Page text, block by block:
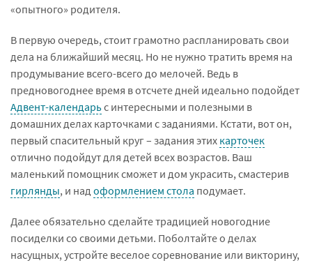
«опытного» родителя.
В первую очередь, стоит грамотно распланировать свои
дела на ближайший месяц. Но не нужно тратить время на
продумывание всего-всего до мелочей. Ведь в
предновогоднее время в отсчете дней идеально подойдет
Адвент-календарьс интересными и полезными в
домашних делах карточками с заданиями. Кстати, вот он,
первый спасительный круг – задания этих карточек
отлично подойдут для детей всех возрастов. Ваш
маленький помощник сможет и дом украсить, смастерив
гирлянды, и над оформлением стола подумает.
Далее обязательно сделайте традицией новогодние
посиделки со своими детьми. Поболтайте о делах
насущных, устройте веселое соревнование или викторину,